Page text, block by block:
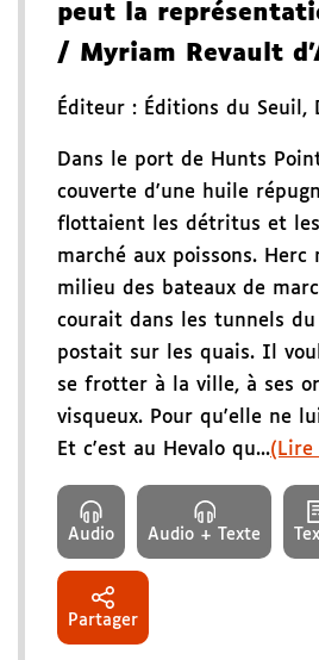
peut la
/ Myriam Revault
Éditeur : Éditions du Seuil ,
Dans le port de Hunts
couverte d'une huile
flottaient les détritus et
marché aux poissons. Herc
milieu des bateaux de
courait dans les tunnels
postait sur les quais. Il
se frotter à la ville, à ses
visqueux. Pour qu'elle ne
Et c'est au Hevalo qu...(Lire
Audio Audio + Texte
Partager